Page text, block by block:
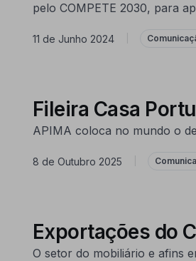
pelo COMPETE 2030, para
11 de Junho 2024
Fileira Casa
APIMA coloca no mundo o
8 de Outubro 2025
Exportações do
O setor do mobiliário e afins